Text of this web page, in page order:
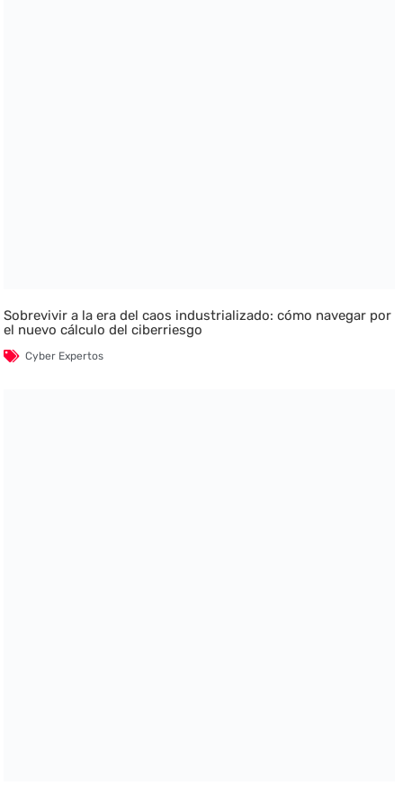
Sobrevivir a la era del caos industrializado: cómo navegar por
el nuevo cálculo del ciberriesgo
Cyber Expertos